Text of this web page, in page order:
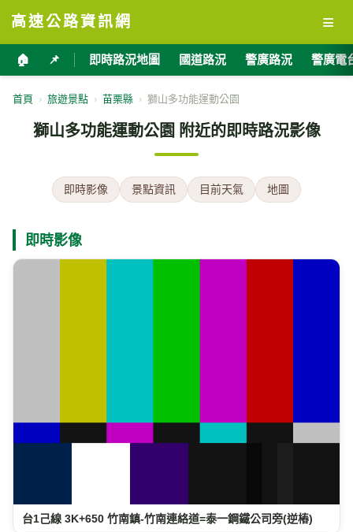
高速公路資訊網 ≡
🏠 📌 即時路況地圖 國道路況 警廣路況 警廣電
首頁 › 旅遊景點 › 苗栗縣 › 獅山多功能運動公園
獅山多功能運動公園 附近的即時路況影像
即時影像 景點資訊 目前天氣 地圖
即時影像
台1己線 3K+650 竹南鎮-竹南連絡道=泰一鋼鐵公司旁(逆樁)